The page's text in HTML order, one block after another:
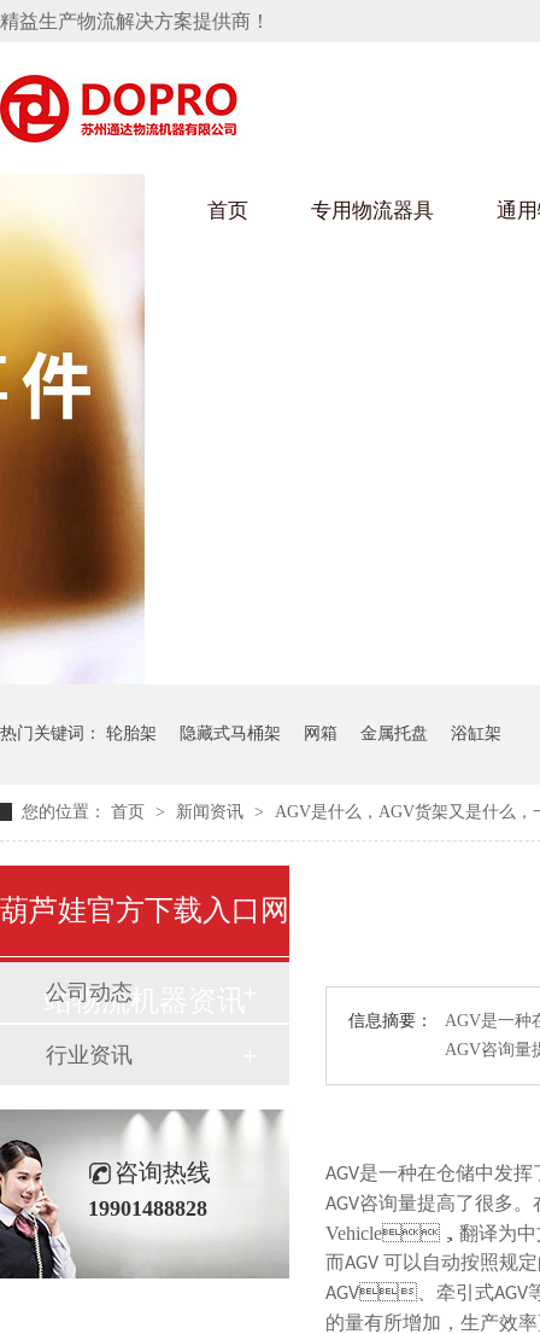
精益生产物流解决方案提供商！
首页 专用物流器具
葫芦娃下载最污架
保险杠料架
消声器料架
通
车
料架
桶水箱支架
行业
热门关键词： 轮胎架 隐藏式马桶架 网箱 金属托盘 浴缸架
您的位置： 首页 > 新闻资讯 > AGV是什么，AGV货架又是什么
信息摘要：
AGV是一种在
AGV咨询量
AGV是一种在仓储中发挥了
AGV咨询量提高了很多。
Vehicle，翻译为中文
而AGV 可以自动按照规定
AGV、牵引式AGV
的量有所增加，生产效
葫芦娃官方下载入口网
站物流机器资讯
公司动态
行业资讯
咨询热线
19901488828